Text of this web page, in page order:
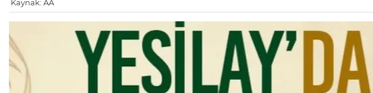
Kaynak: AA